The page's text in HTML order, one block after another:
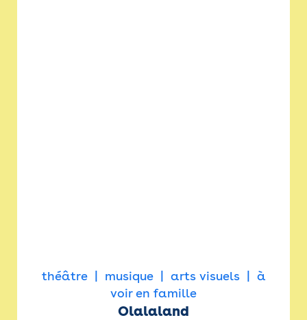
théâtre musique arts visuels
à
voir en famille
Olalaland